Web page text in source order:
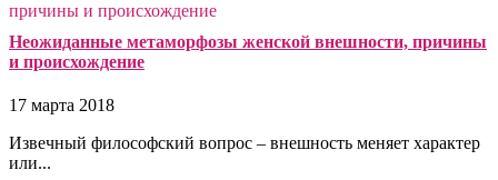
Неожиданные метаморфозы женской внешности, причины
и происхождение
17 марта 2018
Извечный философский вопрос – внешность меняет характер
или...